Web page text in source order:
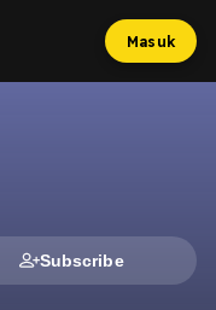
Masuk
Subscribe